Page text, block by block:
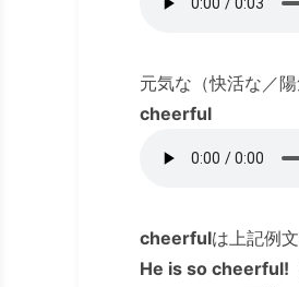
元気な（快活な／陽
cheerful
cheerfulは上記例
He is so cheerful!